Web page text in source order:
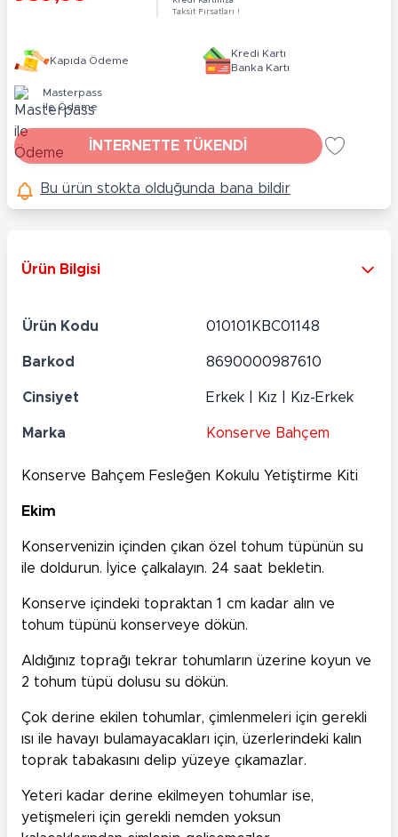
Taksit Fırsatları !
Kapıda Ödeme
Kredi Kartı
Banka Kartı
Masterpass
ile Ödeme
İNTERNETTE TÜKENDİ
Bu ürün stokta olduğunda bana bildir
Ürün Bilgisi
Ürün Kodu 010101KBC01148
Barkod 8690000987610
Cinsiyet Erkek | Kız | Kız-Erkek
Marka Konserve Bahçem
Konserve Bahçem Fesleğen Kokulu Yetiştirme Kiti
Ekim
Konservenizin içinden çıkan özel tohum tüpünün su
ile doldurun. İyice çalkalayın. 24 saat bekletin.
Konserve içindeki topraktan 1 cm kadar alın ve
tohum tüpünü konserveye dökün.
Aldığınız toprağı tekrar tohumların üzerine koyun ve
2 tohum tüpü dolusu su dökün.
Çok derine ekilen tohumlar, çimlenmeleri için gerekli
ısı ile havayı bulamayacakları için, üzerlerindeki kalın
toprak tabakasını delip yüzeye çıkamazlar.
Yeteri kadar derine ekilmeyen tohumlar ise,
yetişmeleri için gerekli nemden yoksun